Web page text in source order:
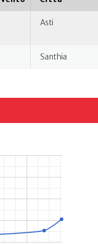
Asti
Santhia